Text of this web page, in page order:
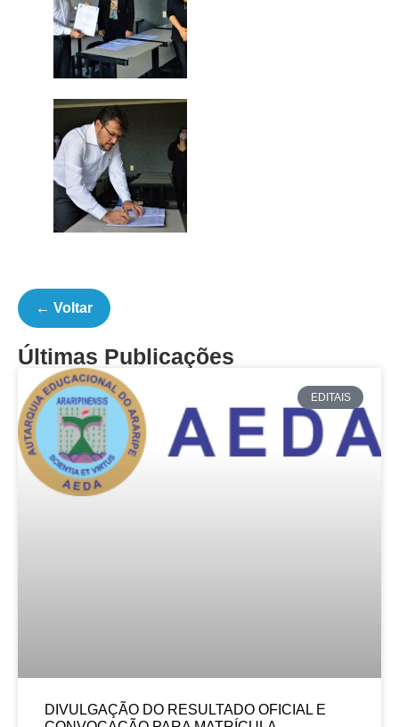
← Voltar
Últimas Publicações
EDITAIS
DIVULGAÇÃO DO RESULTADO OFICIAL E